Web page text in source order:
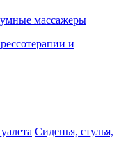
массажеры
и
Сиденья, стулья,